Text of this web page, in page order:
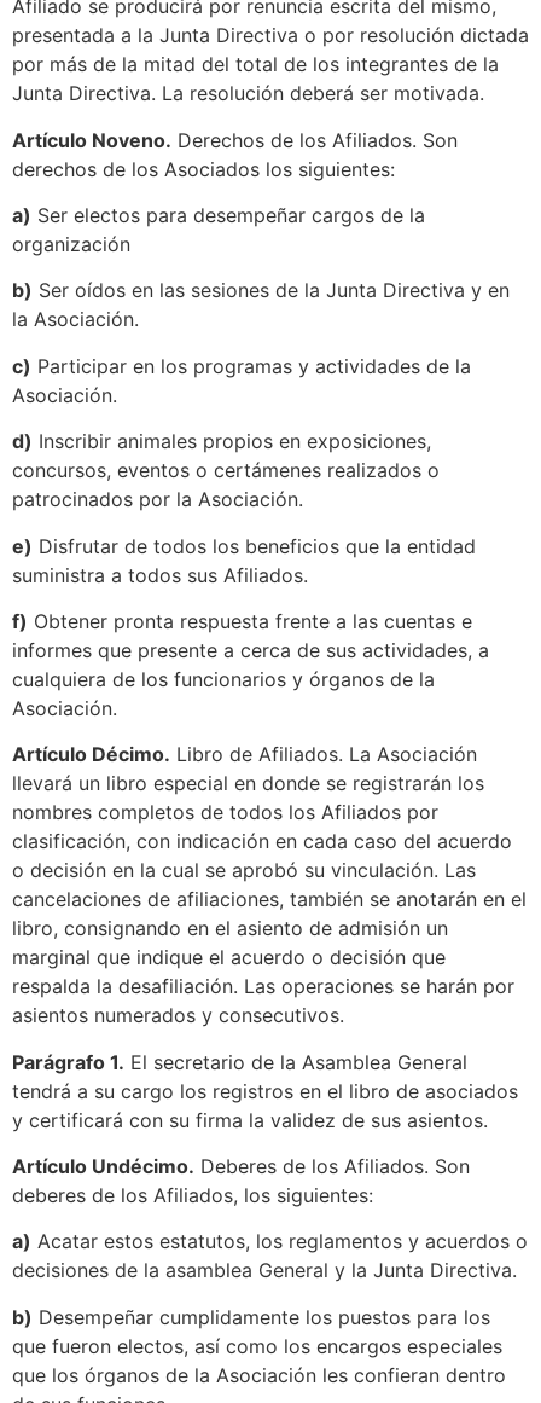
Afiliado se producirá por renuncia escrita del mismo,
presentada a la Junta Directiva o por resolución dictada
por más de la mitad del total de los integrantes de la
Junta Directiva. La resolución deberá ser motivada.
Artículo Noveno. Derechos de los Afiliados. Son
derechos de los Asociados los siguientes:
a) Ser electos para desempeñar cargos de la
organización
b) Ser oídos en las sesiones de la Junta Directiva y en
la Asociación.
c) Participar en los programas y actividades de la
Asociación.
d) Inscribir animales propios en exposiciones,
concursos, eventos o certámenes realizados o
patrocinados por la Asociación.
e) Disfrutar de todos los beneficios que la entidad
suministra a todos sus Afiliados.
f) Obtener pronta respuesta frente a las cuentas e
informes que presente a cerca de sus actividades, a
cualquiera de los funcionarios y órganos de la
Asociación.
Artículo Décimo. Libro de Afiliados. La Asociación
llevará un libro especial en donde se registrarán los
nombres completos de todos los Afiliados por
clasificación, con indicación en cada caso del acuerdo
o decisión en la cual se aprobó su vinculación. Las
cancelaciones de afiliaciones, también se anotarán en el
libro, consignando en el asiento de admisión un
marginal que indique el acuerdo o decisión que
respalda la desafiliación. Las operaciones se harán por
asientos numerados y consecutivos.
Parágrafo 1. El secretario de la Asamblea General
tendrá a su cargo los registros en el libro de asociados
y certificará con su firma la validez de sus asientos.
Artículo Undécimo. Deberes de los Afiliados. Son
deberes de los Afiliados, los siguientes:
a) Acatar estos estatutos, los reglamentos y acuerdos o
decisiones de la asamblea General y la Junta Directiva.
b) Desempeñar cumplidamente los puestos para los
que fueron electos, así como los encargos especiales
que los órganos de la Asociación les confieran dentro